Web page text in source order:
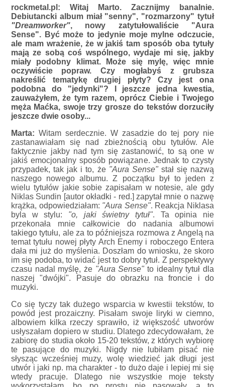
rockmetal.pl: Witaj Marto. Zacznijmy banalnie.
Debiutancki album miał "senny", "rozmarzony" tytuł
"Dreamworker", nowy zatytułowaliście "Aura
Sense". Być może to jedynie moje mylne odczucie,
ale mam wrażenie, że w jakiś tam sposób oba tytuły
mają ze sobą coś wspólnego, wydaje mi się, jakby
miały podobny klimat. Może się mylę, więc mnie
oczywiście popraw. Czy mogłabyś z grubsza
nakreślić tematykę drugiej płyty? Czy jest ona
podobna do "jedynki"? I jeszcze jedna kwestia,
zauważyłem, że tym razem, oprócz Ciebie i Twojego
męża Maćka, swoje trzy grosze do tekstów dorzuciły
jeszcze dwie osoby...
Marta: Witam serdecznie. W zasadzie do tej pory nie
zastanawiałam się nad zbieżnością obu tytułów. Ale
faktycznie jakby nad tym się zastanowić, to są one w
jakiś emocjonalny sposób powiązane. Jednak to czysty
przypadek, tak jak i to, że "Aura Sense"stał się nazwą
naszego nowego albumu. Z początku był to jeden z
wielu tytułów jakie sobie zapisałam w notesie, ale gdy
Niklas Sundin [autor okładki - red.] zapytał mnie o nazwę
krążka, odpowiedziałam: "Aura Sense". Reakcja Niklasa
byla w stylu: "o, jaki świetny tytuł". Ta opinia nie
przekonała mnie całkowicie do nadania albumowi
takiego tytułu, ale za to późniejsza rozmowa z Angelą na
temat tytułu nowej płyty Arch Enemy i roboczego Entera
dała mi już do myślenia. Doszłam do wniosku, że skoro
im się podoba, to widać jest to dobry tytuł. Z perspektywy
czasu nadal myślę, że "Aura Sense"to idealny tytuł dla
naszej "dwójki". Pasuje do obrazku na froncie i do
muzyki.
Co się tyczy tak dużego wsparcia w kwestii tekstów, to
powód jest prozaiczny. Pisałam swoje liryki w ciemno,
albowiem kilka rzeczy sprawiło, iż większość utworów
usłyszałam dopiero w studiu. Dlatego zdecydowałam, że
zabiorę do studia około 15-20 tekstów, z których wybiorę
te pasujące do muzyki. Nigdy nie lubiłam pisać nie
słysząc wcześniej muzy, wolę wiedzieć jak długi jest
utwór i jaki np. ma charakter - to dużo daje i lepiej mi się
wtedy pracuje. Dlatego nie wszystkie moje teksty